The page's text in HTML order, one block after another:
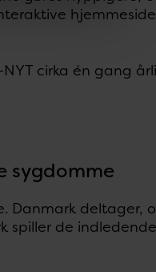
cirka én gang
sygdomme
Danmark deltager,
spiller de indledende